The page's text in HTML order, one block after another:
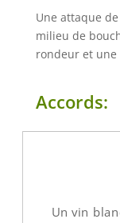
Une attaque
milieu de
rondeur et une
Accords:
Un vin